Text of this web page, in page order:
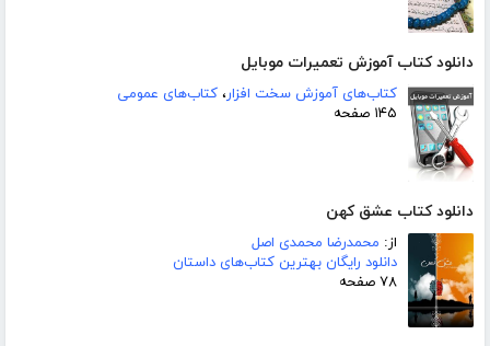
دانلود کتاب آموزش تعمیرات موبایل‎
کتاب‌های آموزش سخت افزار، کتاب‌های عمومی
۱۴۵ صفحه
دانلود کتاب عشق کهن
از: محمدرضا محمدی اصل
دانلود رایگان بهترین کتاب‌های داستان
۷۸ صفحه